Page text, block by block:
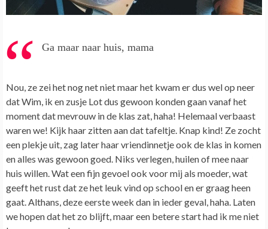
Ga maar naar huis, mama
Nou, ze zei het nog net niet maar het kwam er dus wel op neer
dat Wim, ik en zusje Lot dus gewoon konden gaan vanaf het
moment dat mevrouw in de klas zat, haha! Helemaal verbaast
waren we! Kijk haar zitten aan dat tafeltje. Knap kind! Ze zocht
een plekje uit, zag later haar vriendinnetje ook de klas in komen
en alles was gewoon goed. Niks verlegen, huilen of mee naar
huis willen. Wat een fijn gevoel ook voor mij als moeder, wat
geeft het rust dat ze het leuk vind op school en er graag heen
gaat. Althans, deze eerste week dan in ieder geval, haha. Laten
we hopen dat het zo blijft, maar een betere start had ik me niet